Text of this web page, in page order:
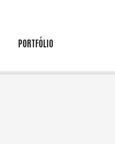
PORTFÓLIO